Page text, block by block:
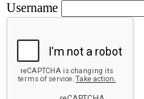
Username